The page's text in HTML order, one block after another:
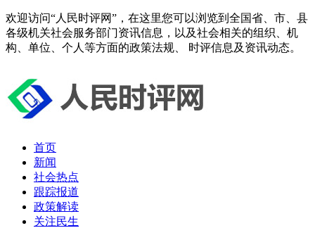
欢迎访问“人民时评网”，在这里您可以浏览到全国省、市、县
各级机关社会服务部门资讯信息，以及社会相关的组织、机
构、单位、个人等方面的政策法规、 时评信息及资讯动态。
首页
新闻
社会热点
跟踪报道
政策解读
关注民生